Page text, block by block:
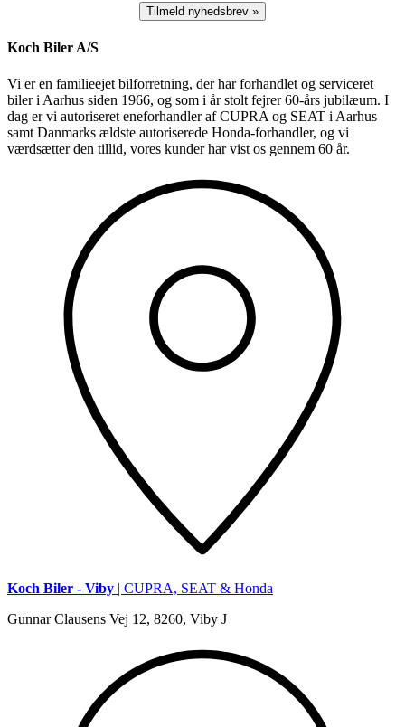
Koch Biler A/S
Vi er en familieejet bilforretning, der har forhandlet og serviceret
biler i Aarhus siden 1966, og som i år stolt fejrer 60-års jubilæum. I
dag er vi autoriseret eneforhandler af CUPRA og SEAT i Aarhus
samt Danmarks ældste autoriserede Honda-forhandler, og vi
værdsætter den tillid, vores kunder har vist os gennem 60 år.
Koch Biler - Viby | CUPRA, SEAT & Honda
Gunnar Clausens Vej 12, 8260, Viby J